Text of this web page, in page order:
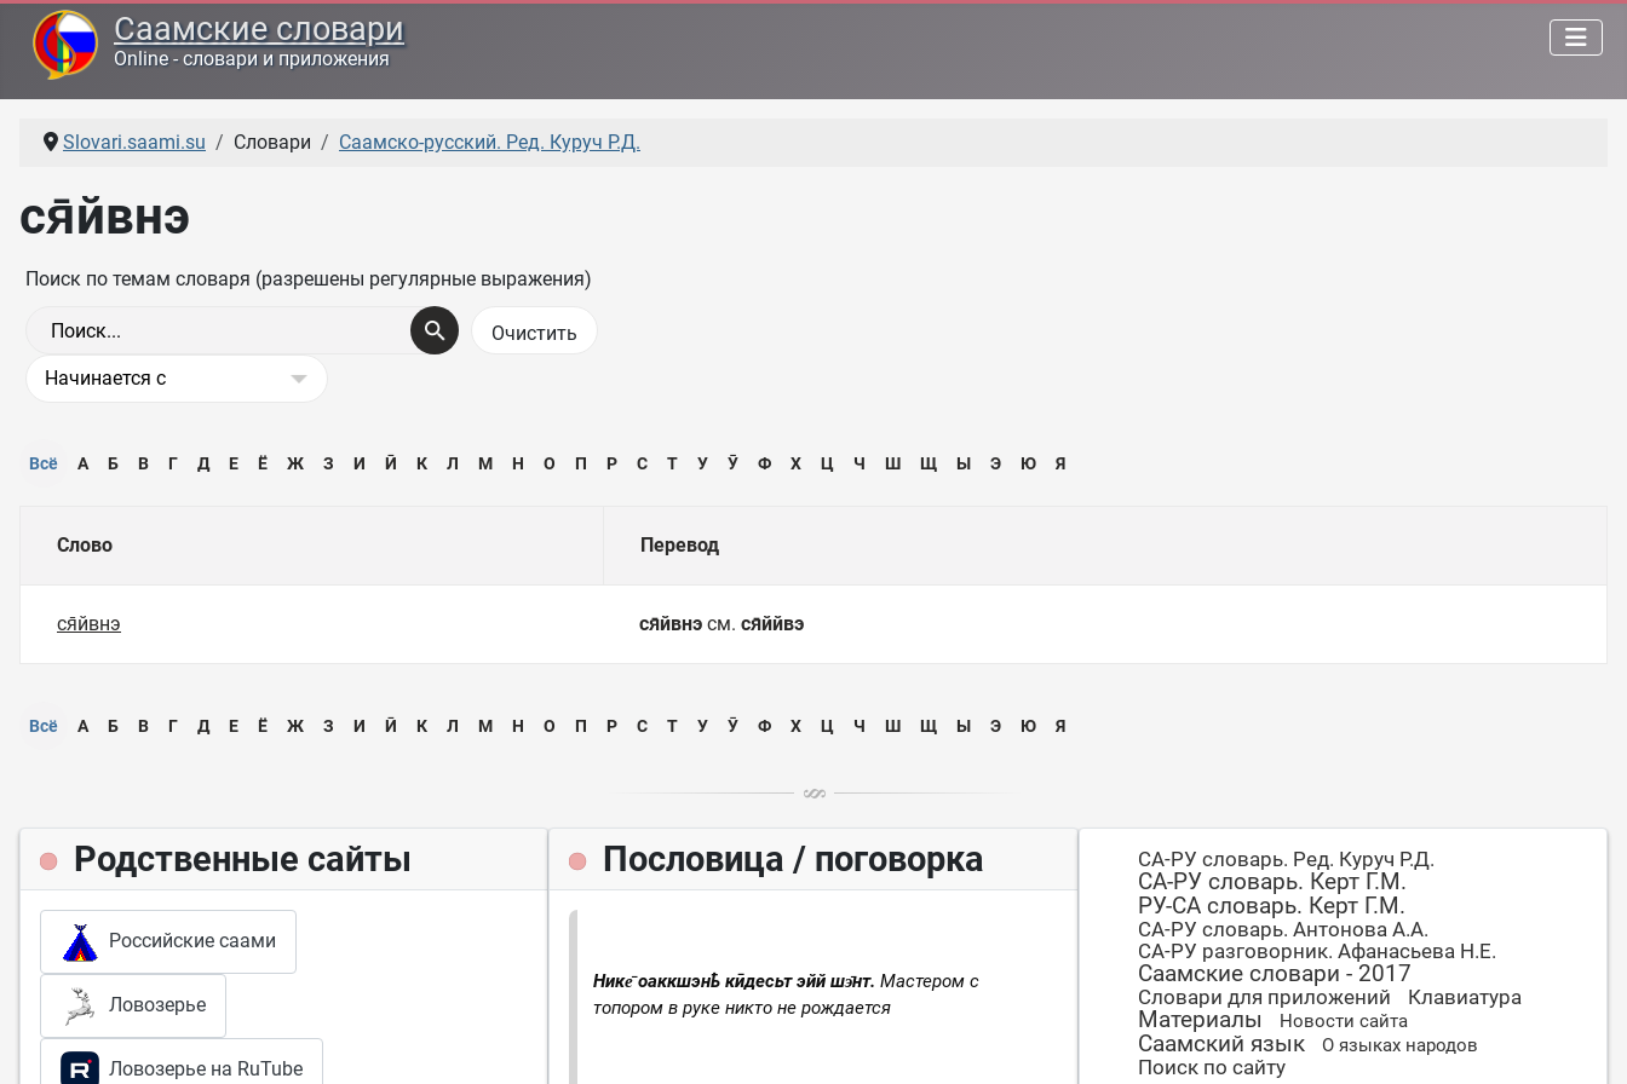
Саамские словари
Online - словари и приложения
Slovari.saami.su Словари Саамско-русский. Ред. Куруч Р.Д.
ся̄йвнэ
Поиск по темам словаря (разрешены регулярные выражения)
Всё А Б В Г Д Е Ё Ж З И Ӣ К Л М Н О П Р С Т У Ӯ Ф Х Ц Ч Ш Щ Ы Э Ю Я
Слово Перевод
ся̄йвнэ ся̄йвнэ см. ся̄ййвэ
Всё А Б В Г Д Е Ё Ж З И Ӣ К Л М Н О П Р С Т У Ӯ Ф Х Ц Ч Ш Щ Ы Э Ю Я
Родственные сайты
Российские саами
Ловозерье
Ловозерье на RuTube
Пословица / поговорка
Нике̄ оаккшэнҍ кӣдесьт эйй шэ̄нт. Мастером с
топором в руке никто не рождается
СА-РУ словарь. Ред. Куруч Р.Д.
СА-РУ словарь. Керт Г.М.
РУ-СА словарь. Керт Г.М.
СА-РУ словарь. Антонова А.А.
СА-РУ разговорник. Афанасьева Н.Е.
Саамские словари - 2017
Словари для приложений Клавиатура
Материалы Новости сайта
Саамский язык О языках народов
Поиск по сайту